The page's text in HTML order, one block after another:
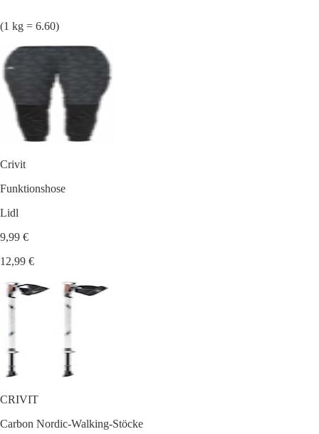
(1 kg = 6.60)
Crivit
Funktionshose
Lidl
9,99 €
12,99 €
CRIVIT
Carbon Nordic-Walking-Stöcke